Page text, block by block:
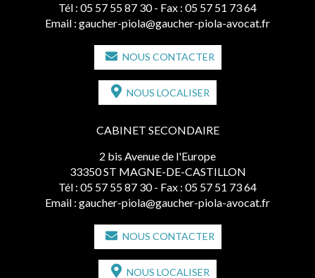
Tél : 05 57 55 87 30 - Fax : 05 57 51 73 64
Email : gaucher-piola@gaucher-piola-avocat.fr
NOUS CONTACTER
NOUS LOCALISER
CABINET SECONDAIRE
2 bis Avenue de l'Europe
33350 ST MAGNE-DE-CASTILLON
Tél : 05 57 55 87 30 - Fax : 05 57 51 73 64
Email : gaucher-piola@gaucher-piola-avocat.fr
NOUS CONTACTER
NOUS LOCALISER